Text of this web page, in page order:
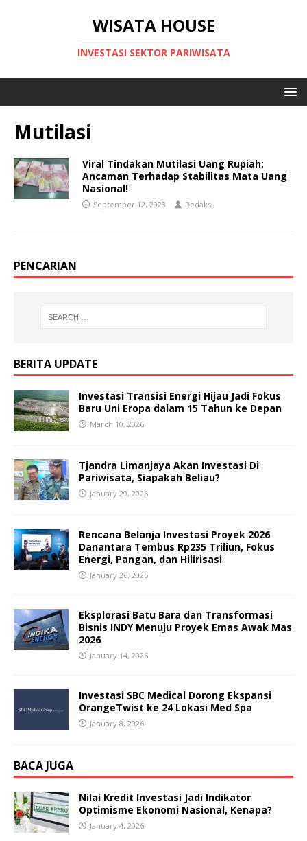
WISATA HOUSE
INVESTASI SEKTOR PARIWISATA
Mutilasi
Viral Tindakan Mutilasi Uang Rupiah:
Ancaman Terhadap Stabilitas Mata Uang
Nasional!
September 12, 2023 Redaksi
PENCARIAN
BERITA UPDATE
Investasi Transisi Energi Hijau Jadi Fokus
Baru Uni Eropa dalam 15 Tahun ke Depan
March 10, 2026
Tjandra Limanjaya Akan Investasi Di
Pariwisata, Siapakah Beliau?
January 29, 2026
Rencana Belanja Investasi Proyek 2026
Danantara Tembus Rp235 Triliun, Fokus
Energi, Pangan, dan Hilirisasi
January 26, 2026
Eksplorasi Batu Bara dan Transformasi
Bisnis INDY Menuju Proyek Emas Awak Mas
2026
January 14, 2026
Investasi SBC Medical Dorong Ekspansi
OrangeTwist ke 24 Lokasi Med Spa
January 8, 2026
BACA JUGA
Nilai Kredit Investasi Jadi Indikator
Optimisme Ekonomi Nasional, Kenapa?
January 4, 2026